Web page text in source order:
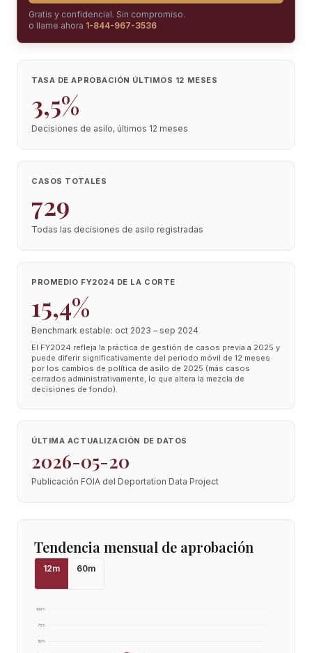
Gratis y confidencial. Sin compromiso.
o llame ahora 1-844-967-3536
TASA DE APROBACIÓN ÚLTIMOS 12 MESES
3,5%
Decisiones de asilo, últimos 12 meses
CASOS TOTALES
729
Todas las decisiones de asilo registradas
PROMEDIO FY2024 DE LA CORTE
15,4%
Benchmark estable: oct 2023 – sep 2024
El FY2024 refleja la práctica de gestión de casos previa a 2025 y
puede diferir significativamente del periodo móvil de 12 meses
por los cambios de política de asilo de 2025 (más casos
cerrados administrativamente, lo que altera la mezcla de
decisiones de fondo).
ÚLTIMA ACTUALIZACIÓN DE DATOS
2026-05-20
Publicación FOIA del Deportation Data Project
Tendencia mensual de aprobación
12m 60m
50%
75%
100%